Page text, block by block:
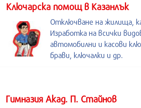
Kлючарска помощ в Казанлък
Отключване на жилища,
Изработка на всички
автомобилни и касови
брави, ключалки и др.
Гимназия Акад. П. Стайнов